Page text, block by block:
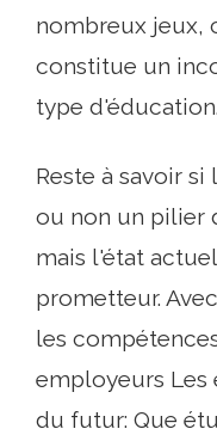
nombreux jeux,
constitue un
type
Reste à savoir
ou non un pilier
mais l'état
prometteur.
les
employeurs
du futur: Que